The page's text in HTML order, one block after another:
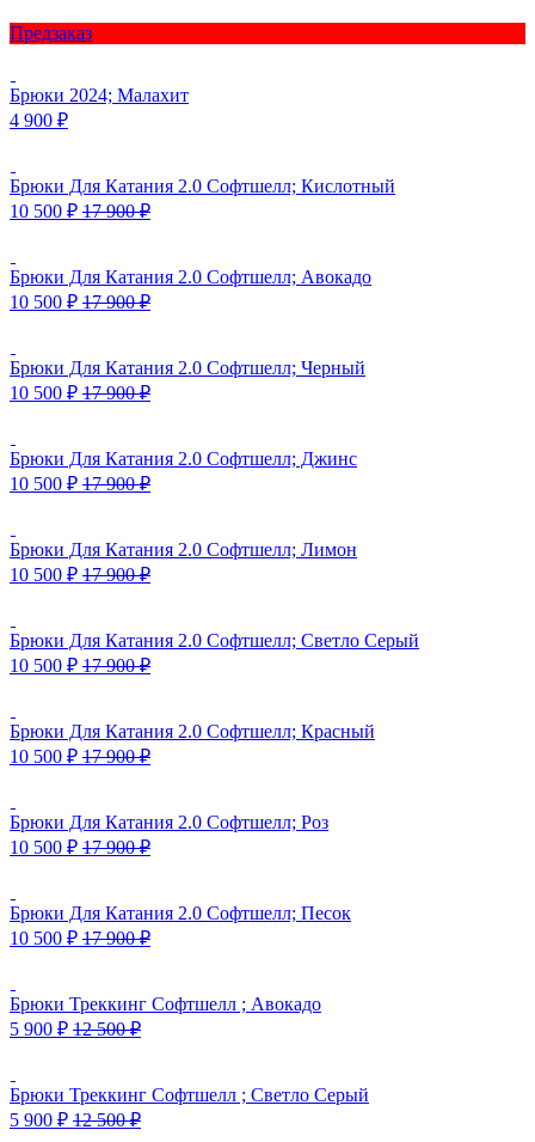
Предзаказ
Брюки 2024; Малахит
4 900 ₽
Брюки Для Катания 2.0 Софтшелл; Кислотный
10 500 ₽ 17 900₽
Брюки Для Катания 2.0 Софтшелл; Авокадо
10 500 ₽ 17 900₽
Брюки Для Катания 2.0 Софтшелл; Черный
10 500 ₽ 17 900₽
Брюки Для Катания 2.0 Софтшелл; Джинс
10 500 ₽ 17 900₽
Брюки Для Катания 2.0 Софтшелл; Лимон
10 500 ₽ 17 900₽
Брюки Для Катания 2.0 Софтшелл; Светло Серый
10 500 ₽ 17 900₽
Брюки Для Катания 2.0 Софтшелл; Красный
10 500 ₽ 17 900₽
Брюки Для Катания 2.0 Софтшелл; Роз
10 500 ₽ 17 900₽
Брюки Для Катания 2.0 Софтшелл; Песок
10 500 ₽ 17 900₽
Брюки Треккинг Софтшелл ; Авокадо
5 900 ₽ 12 500₽
Брюки Треккинг Софтшелл ; Светло Серый
5 900 ₽ 12 500₽